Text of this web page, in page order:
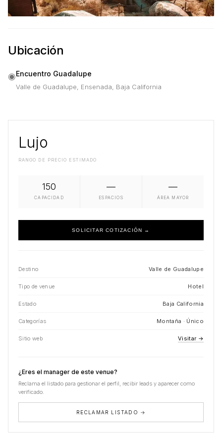
Ubicación
◉Encuentro Guadalupe
Valle de Guadalupe, Ensenada, Baja California
Lujo
RANGO DE PRECIO ESTIMADO
150
CAPACIDAD
—
ESPACIOS
—
ÁREA MAYOR
SOLICITAR COTIZACIÓN →
Destino Valle de Guadalupe
Tipo de venue Hotel
Estado Baja California
Categorías Montaña · Único
Sitio web Visitar →
¿Eres el manager de este venue?
Reclama el listado para gestionar el perfil, recibir leads y aparecer como
verificado.
RECLAMAR LISTADO →